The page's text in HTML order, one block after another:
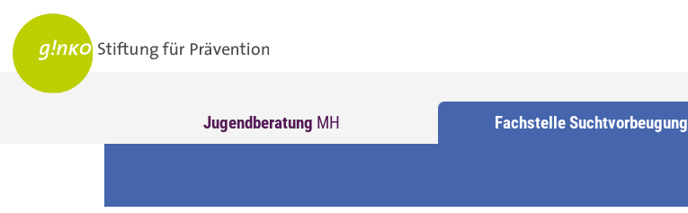
Jugendberatung MH Fachstelle Suchtvorbeugung